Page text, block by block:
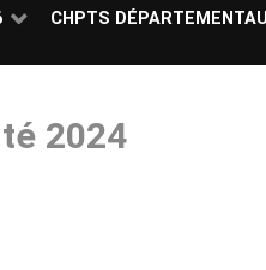
CHPTS
2024